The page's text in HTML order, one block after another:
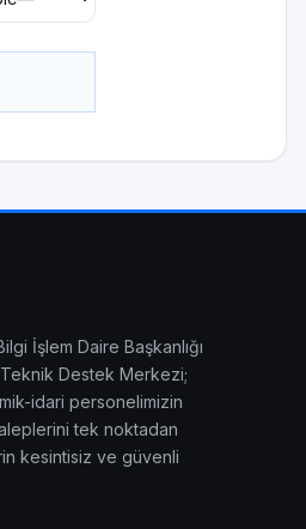
İşlem Daire Başkanlığı
Destek Merkezi;
idari personelimizin
tek noktadan
kesintisiz ve güvenli